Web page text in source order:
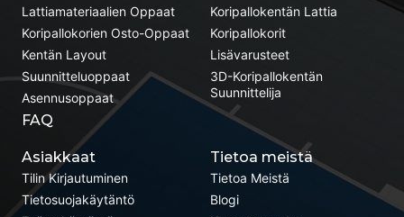
Koripallokentän Lattia
Koripallokorit
Lisävarusteet
3D-Koripallokentän
Suunnittelija
Lattiamateriaalien Oppaat
Koripallokorien Osto-Oppaat
Kentän Layout
Suunnitteluoppaat
Asennusoppaat
FAQ
Asiakkaat
Tilin Kirjautuminen
Tietosuojakäytäntö
Tietoa meistä
Tietoa Meistä
Blogi